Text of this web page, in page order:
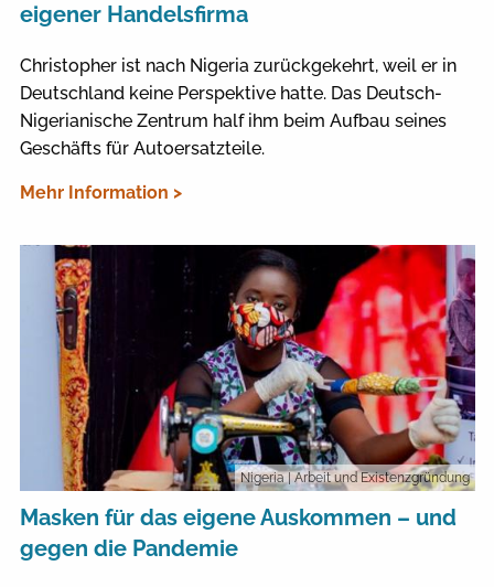
eigener Handelsfirma
Christopher ist nach Nigeria zurückgekehrt, weil er in
Deutschland keine Perspektive hatte. Das Deutsch-
Nigerianische Zentrum half ihm beim Aufbau seines
Geschäfts für Autoersatzteile.
Mehr Information >
Nigeria| Arbeit und Existenzgründung
Masken für das eigene Auskommen – und
gegen die Pandemie